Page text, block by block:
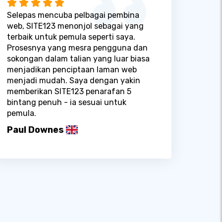
Selepas mencuba pelbagai pembina
web, SITE123 menonjol sebagai yang
terbaik untuk pemula seperti saya.
Prosesnya yang mesra pengguna dan
sokongan dalam talian yang luar biasa
menjadikan penciptaan laman web
menjadi mudah. Saya dengan yakin
memberikan SITE123 penarafan 5
bintang penuh - ia sesuai untuk
pemula.
Paul Downes